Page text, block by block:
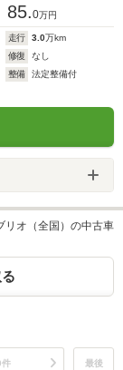
85.0万円
走行 3.0万km
修復
なし
整備
法定整備付
リオ（全国）の中古車
件 最後